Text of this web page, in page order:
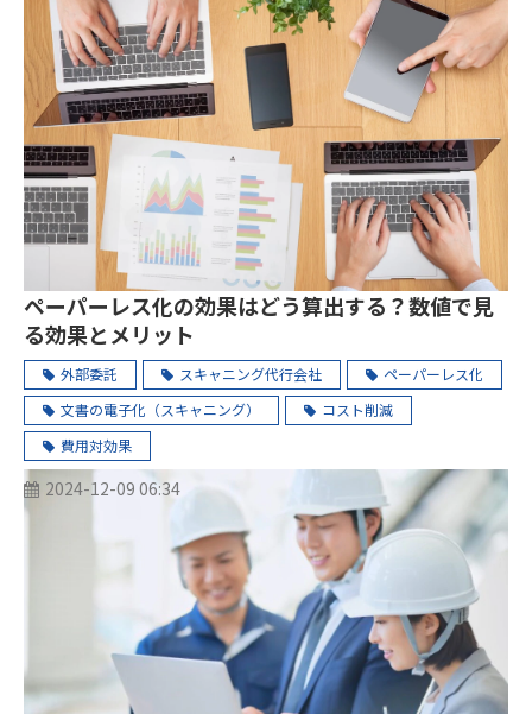
ペーパーレス化の効果はどう算出する？数値で見
る効果とメリット
外部委託 スキャニング代行会社
ペーパーレス化
文書の電子化（スキャニング）
コスト削減
費用対効果
2024-12-09 06:34